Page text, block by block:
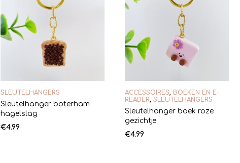
SLEUTELHANGERS
Sleutelhanger boterham
hagelslag
€4.99
ACCESSOIRES, BOEKEN EN E-
READER, SLEUTELHANGERS
Sleutelhanger boek roze
gezichtje
€4.99